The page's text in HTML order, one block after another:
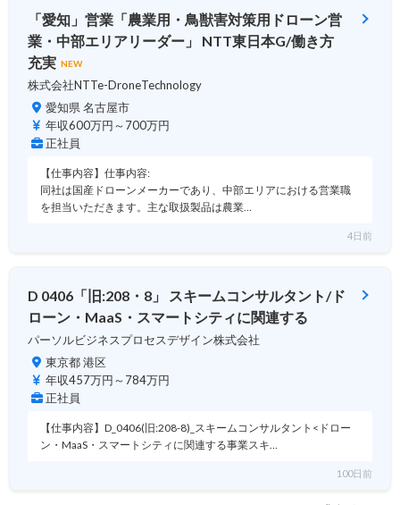
「愛知」営業「農業用・鳥獣害対策用ドローン営
業・中部エリアリーダー」 NTT東日本G/働き方
充実 NEW
株式会社NTTe-DroneTechnology
愛知県 名古屋市
年収600万円～700万円
正社員
【仕事内容】仕事内容:
同社は国産ドローンメーカーであり、中部エリアにおける営業職
を担当いただきます。主な取扱製品は農業…
4日前
D 0406「旧:208・8」 スキームコンサルタント/ド
ローン・MaaS・スマートシティに関連する
パーソルビジネスプロセスデザイン株式会社
東京都 港区
年収457万円～784万円
正社員
【仕事内容】D_0406(旧:208-8)_スキームコンサルタント<ドロー
ン・MaaS・スマートシティに関連する事業スキ…
100日前